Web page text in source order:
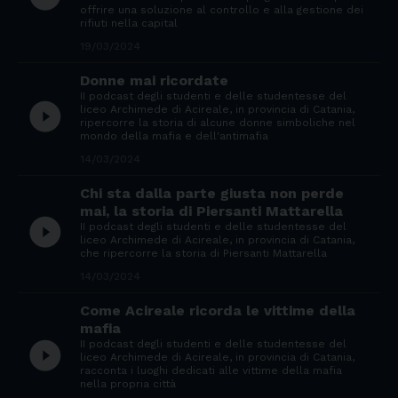
offrire una soluzione al controllo e alla gestione dei
rifiuti nella capital
play_circle_filled
Donne mai ricordate
II podcast degli studenti e delle studentesse del
liceo Archimede di Acireale, in provincia di Catania,
ripercorre la storia di alcune donne simboliche nel
mondo della mafia e dell'antimafia
play_circle_filled
Chi sta dalla parte giusta non perde
mai, la storia di Piersanti Mattarella
II podcast degli studenti e delle studentesse del
liceo Archimede di Acireale, in provincia di Catania,
che ripercorre la storia di Piersanti Mattarella
play_circle_filled
Come Acireale ricorda le vittime della
mafia
II podcast degli studenti e delle studentesse del
liceo Archimede di Acireale, in provincia di Catania,
racconta i luoghi dedicati alle vittime della mafia
nella propria città